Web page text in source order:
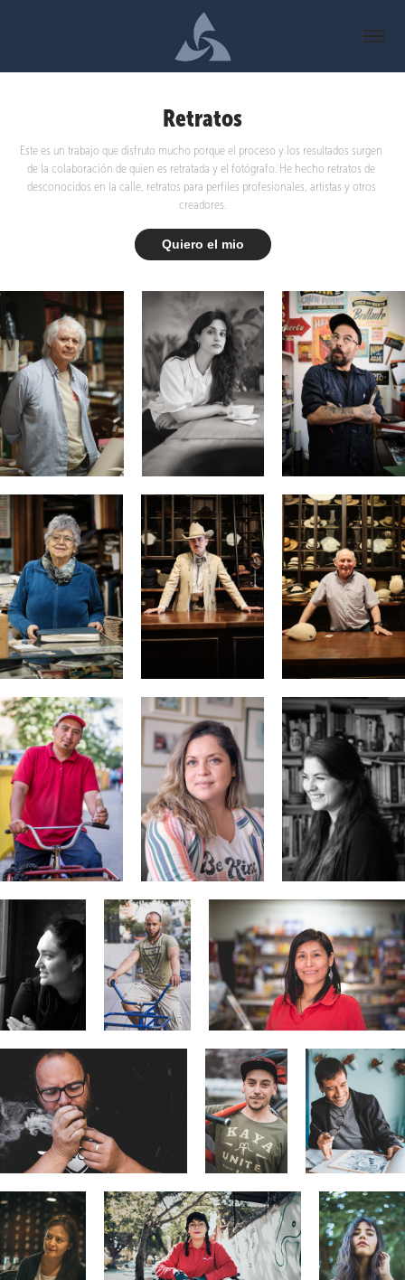
Retratos
Este es un trabajo que disfruto mucho porque el proceso y los resultados surgen
de la colaboración de quien es retratada y el fotógrafo. He hecho retratos de
desconocidos en la calle, retratos para perfiles profesionales, artistas y otros
creadores.
Quiero el mio